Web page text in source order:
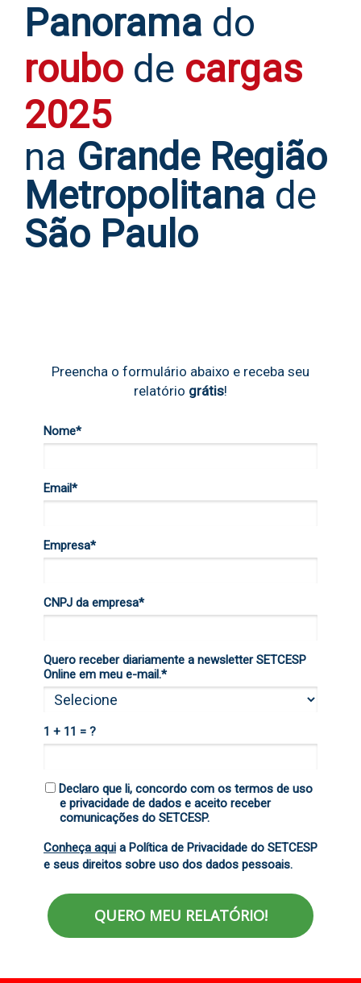
Panorama do
roubo de cargas
2025
na Grande Região
Metropolitana de
São Paulo
Preencha o formulário abaixo e receba seu
relatório grátis!
Nome*
Email*
Empresa*
CNPJ da empresa*
Quero receber diariamente a newsletter SETCESP
Online em meu e-mail.*
1 + 11 = ?
Declaro que li, concordo com os termos de uso
e privacidade de dados e aceito receber
comunicações do SETCESP.
Conheça aqui a Política de Privacidade do SETCESP
e seus direitos sobre uso dos dados pessoais.
QUERO MEU RELATÓRIO!